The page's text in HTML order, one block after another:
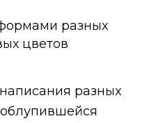
разных
цветов
разных